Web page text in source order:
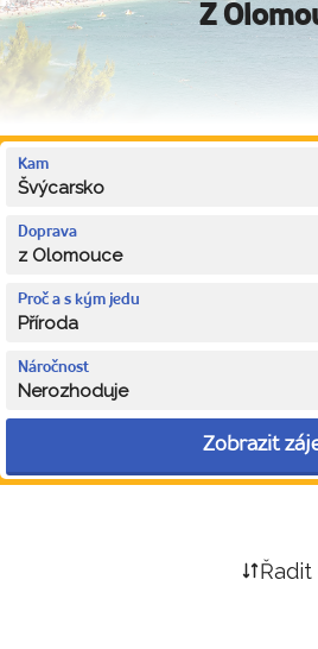
Z
Kam
Švýcarsko
Doprava
z Olomouce
Proč a s kým jedu
Příroda
Náročnost
Nerozhoduje
Zobrazit
Řadit